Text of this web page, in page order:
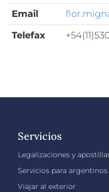
Email
Telefax
Servicios
Legalizaciones y
Servicios para
Viajar al exterior